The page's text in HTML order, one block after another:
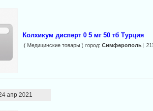
Колхикум дисперт 0 5 мг 50 тб Турция
( Медицинские товары ) город: Симферополь|
апр 2021